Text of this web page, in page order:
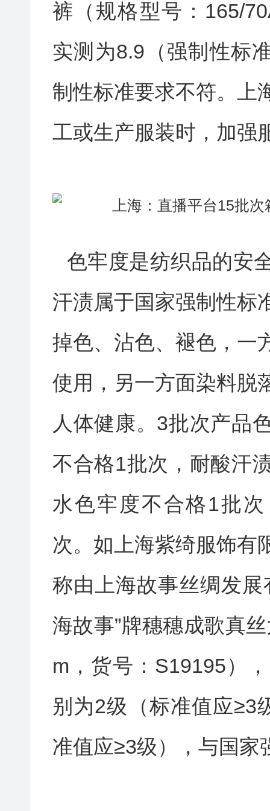
裤（规格型号：165/
实测为8.9（强制性标
制性标准要求不符。上
工或生产服装时，加强
色牢度是纺织品的安
汗渍属于国家强制性标
掉色、沾色、褪色，一
使用，另一方面染料脱
人体健康。3批次产品
不合格1批次，耐酸汗
水色牢度不合格1批
次。如上海紫绮服饰有
称由上海故事丝绸发
海故事”牌穗穗成歌真
m，货号：S19195）
别为2级（标准值应≥3
准值应≥3级），与国家